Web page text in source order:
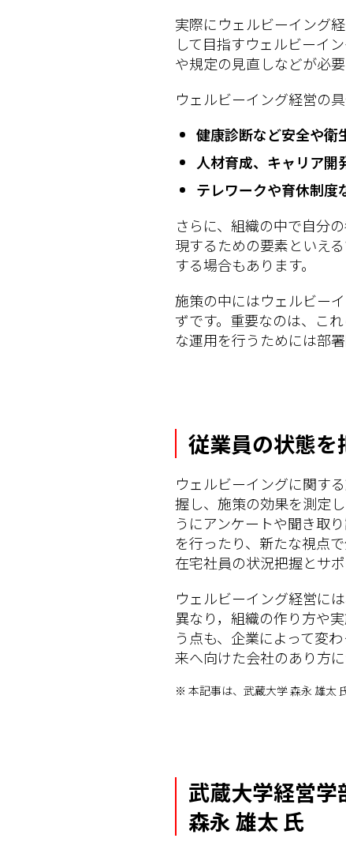
実際にウェルビーイング
して目指すウェルビーイ
や規定の見直しなどが必
ウェルビーイング経営の
健康診断など安全や衛
人材育成、キャリア開
テレワークや育休制度
さらに、組織の中で自分
現するための要素といえ
する場合もあります。
施策の中にはウェルビー
ずです。重要なのは、こ
な運用を行うためには部
従業員の状態
ウェルビーイングに関す
握し、施策の効果を測定
うにアンケートや聞き取
を行ったり、新たな視点
在宅社員の状況把握とサ
ウェルビーイング経営に
異なり，組織の作り方や
う点も、企業によって変
来へ向けた会社のあり方
※ 本記事は、武蔵大学 森永 雄太
武蔵大学経営
森永 雄太 氏